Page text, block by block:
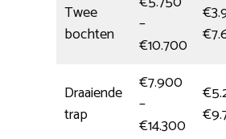
Twee
bochten
–
€10.700
Draaiende
trap
€7.900
–
€14.300